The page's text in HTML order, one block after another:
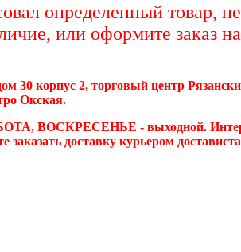
определенный товар,
или оформите заказ
30 корпус 2, торговый центр
Окская.
ВОСКРЕСЕНЬЕ - выходной.
доставку курьером